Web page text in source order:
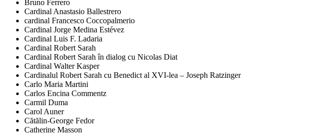
Bruno Ferrero
Cardinal Anastasio Ballestrero
cardinal Francesco Coccopalmerio
Cardinal Jorge Medina Estévez
Cardinal Luis F. Ladaria
Cardinal Robert Sarah
Cardinal Robert Sarah în dialog cu Nicolas Diat
Cardinal Walter Kasper
Cardinalul Robert Sarah cu Benedict al XVI-lea – Joseph Ratzinger
Carlo Maria Martini
Carlos Encina Commentz
Carmil Duma
Carol Auner
Cătălin-George Fedor
Catherine Masson